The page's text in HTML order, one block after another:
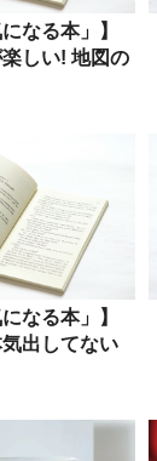
なる本」】
楽しい! 地図の
なる本」】
気出してない